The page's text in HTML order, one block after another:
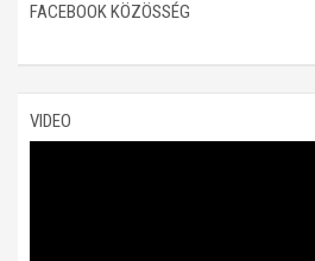
FACEBOOK KÖZÖSSÉG
VIDEO